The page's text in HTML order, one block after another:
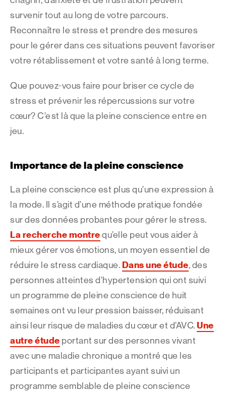
survenir tout au long de votre parcours.
Reconnaître le stress et prendre des mesures
pour le gérer dans ces situations peuvent favoriser
votre rétablissement et votre santé à long terme.
Que pouvez-vous faire pour briser ce cycle de
stress et prévenir les répercussions sur votre
cœur? C’est là que la pleine conscience entre en
jeu.
Importance de la pleine conscience
La pleine conscience est plus qu’une expression à
la mode. Il s’agit d’une méthode pratique fondée
sur des données probantes pour gérer le stress.
La recherche montre qu’elle peut vous aider à
mieux gérer vos émotions, un moyen essentiel de
réduire le stress cardiaque. Dans une étude, des
personnes atteintes d’hypertension qui ont suivi
un programme de pleine conscience de huit
semaines ont vu leur pression baisser, réduisant
ainsi leur risque de maladies du cœur et d’AVC. Une
autre étude portant sur des personnes vivant
avec une maladie chronique a montré que les
participants et participantes ayant suivi un
programme semblable de pleine conscience